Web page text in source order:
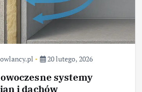
20 lutego, 2026
systemy
i dachów